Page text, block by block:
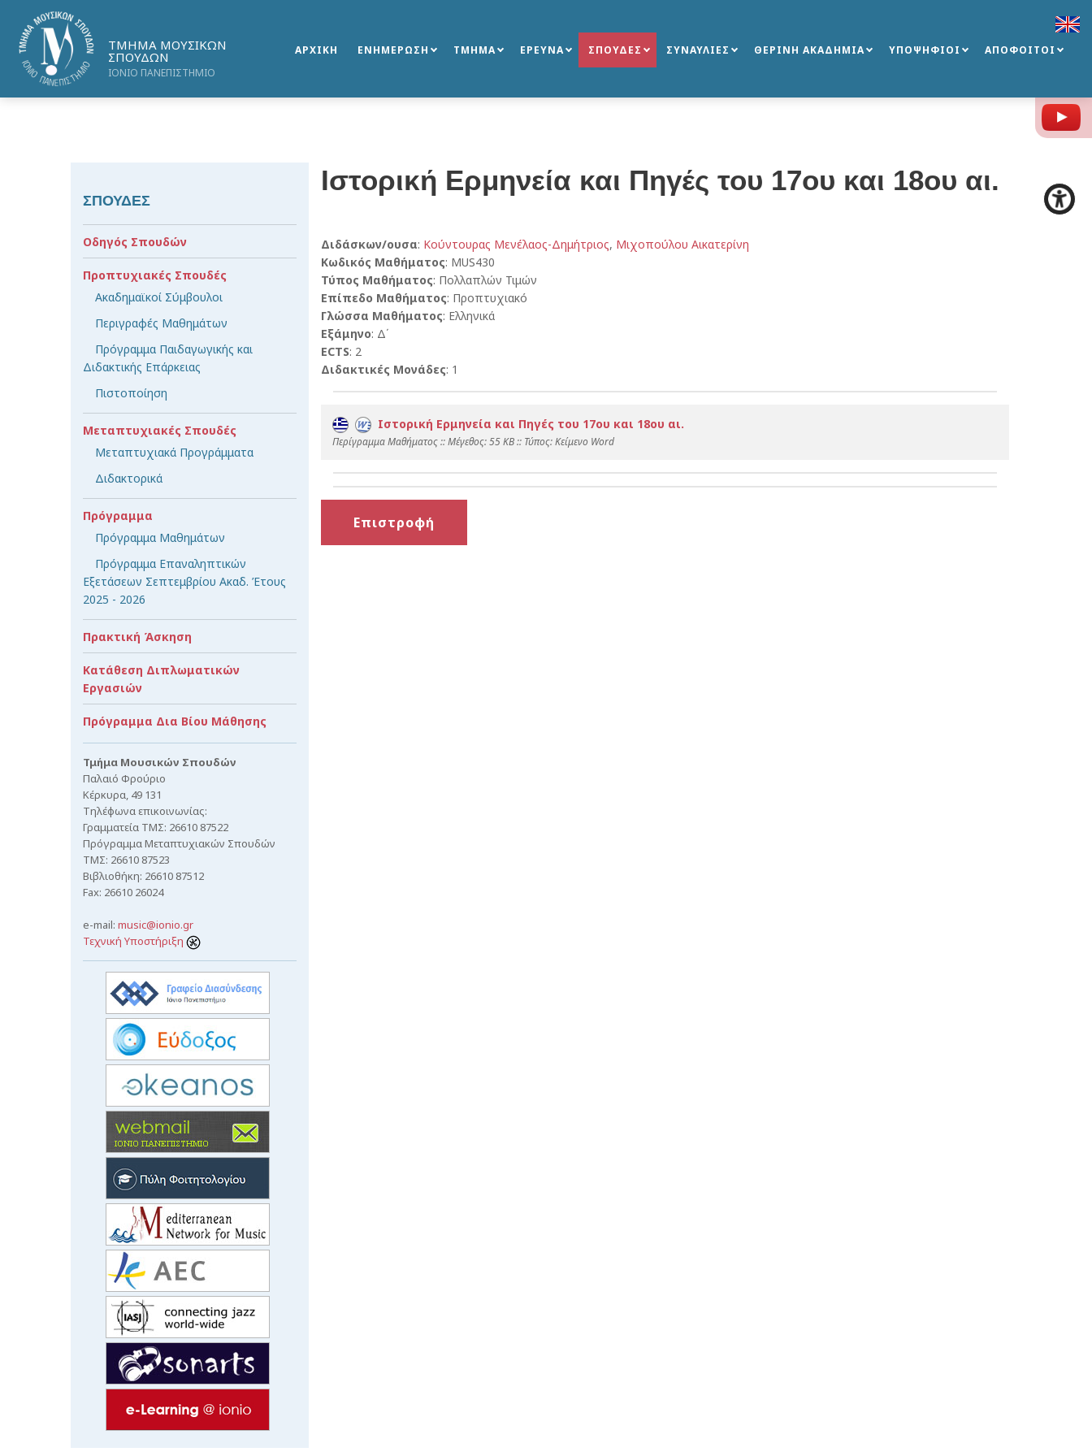
ΤΜΗΜΑ ΜΟΥΣΙΚΩΝ
ΣΠΟΥΔΩΝ
ΙΟΝΙΟ ΠΑΝΕΠΙΣΤΗΜΙΟ
ΑΡΧΙΚΗ ΕΝΗΜΕΡΩΣΗ ΤΜΗΜΑ ΕΡΕΥΝΑ ΣΠΟΥΔΕΣ ΣΥΝΑΥΛΙΕΣ ΘΕΡΙΝΗ ΑΚΑΔΗΜΙΑ ΥΠΟΨΗΦΙΟΙ ΑΠΟΦΟΙΤΟΙ
Ιστορική Ερμηνεία και Πηγές του 17ου και 18ου αι.
Διδάσκων/ουσα: Κούντουρας Μενέλαος-Δημήτριος, Μιχοπούλου Αικατερίνη
Κωδικός Μαθήματος: MUS430
Τύπος Μαθήματος: Πολλαπλών Τιμών
Επίπεδο Μαθήματος: Προπτυχιακό
Γλώσσα Μαθήματος: Ελληνικά
Εξάμηνο: Δ΄
ECTS: 2
Διδακτικές Μονάδες: 1
Ιστορική Ερμηνεία και Πηγές του 17ου και 18ου αι.
Περίγραμμα Μαθήματος :: Mέγεθος: 55 KB :: Τύπος: Kείμενο Word
Επιστροφή
ΣΠΟΥΔΕΣ
Οδηγός Σπουδών
Προπτυχιακές Σπουδές
Ακαδημαϊκοί Σύμβουλοι
Περιγραφές Μαθημάτων
Πρόγραμμα Παιδαγωγικής και
Διδακτικής Επάρκειας
Πιστοποίηση
Μεταπτυχιακές Σπουδές
Μεταπτυχιακά Προγράμματα
Διδακτορικά
Πρόγραμμα
Πρόγραμμα Μαθημάτων
Πρόγραμμα Επαναληπτικών
Εξετάσεων Σεπτεμβρίου Ακαδ. Έτους
2025 - 2026
Πρακτική Άσκηση
Κατάθεση Διπλωματικών
Εργασιών
Πρόγραμμα Δια Βίου Μάθησης
Τμήμα Μουσικών Σπουδών
Παλαιό Φρούριο
Κέρκυρα, 49 131
Τηλέφωνα επικοινωνίας:
Γραμματεία ΤΜΣ: 26610 87522
Πρόγραμμα Μεταπτυχιακών Σπουδών
ΤΜΣ: 26610 87523
Βιβλιοθήκη: 26610 87512
Fax: 26610 26024
e-mail: music@ionio.gr
Τεχνική Υποστήριξη